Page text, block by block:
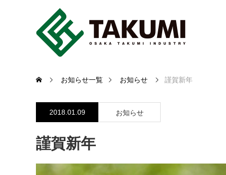
お知らせ一覧 お知らせ 謹賀新年
2018.01.09 お知らせ
謹賀新年